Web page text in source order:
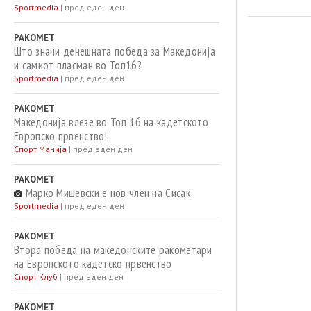
Sportmedia | пред еден ден
РАКОМЕТ
Што значи денешната победа за Македонија
и самиот пласман во Топ16?
Sportmedia | пред еден ден
РАКОМЕТ
Македонија влезе во Топ 16 на кадетското
Европско првенство!
Спорт Манија | пред еден ден
РАКОМЕТ
Марко Мишевски е нов член на Сисак
Sportmedia | пред еден ден
РАКОМЕТ
Втора победа на македонските ракометари
на Европското кадетско првенство
Спорт Клуб | пред еден ден
РАКОМЕТ